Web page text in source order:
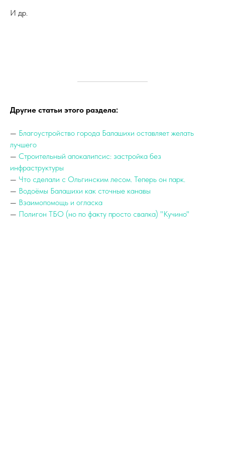
И др.
Другие статьи этого раздела:
— Благоустройство города Балашихи оставляет желать
лучшего
— Строительный апокалипсис: застройка без
инфраструктуры
— Что сделали с Ольгинским лесом. Теперь он парк.
— Водоёмы Балашихи как сточные канавы
— Взаимопомощь и огласка
— Полигон ТБО (но по факту просто свалка) "Кучино"